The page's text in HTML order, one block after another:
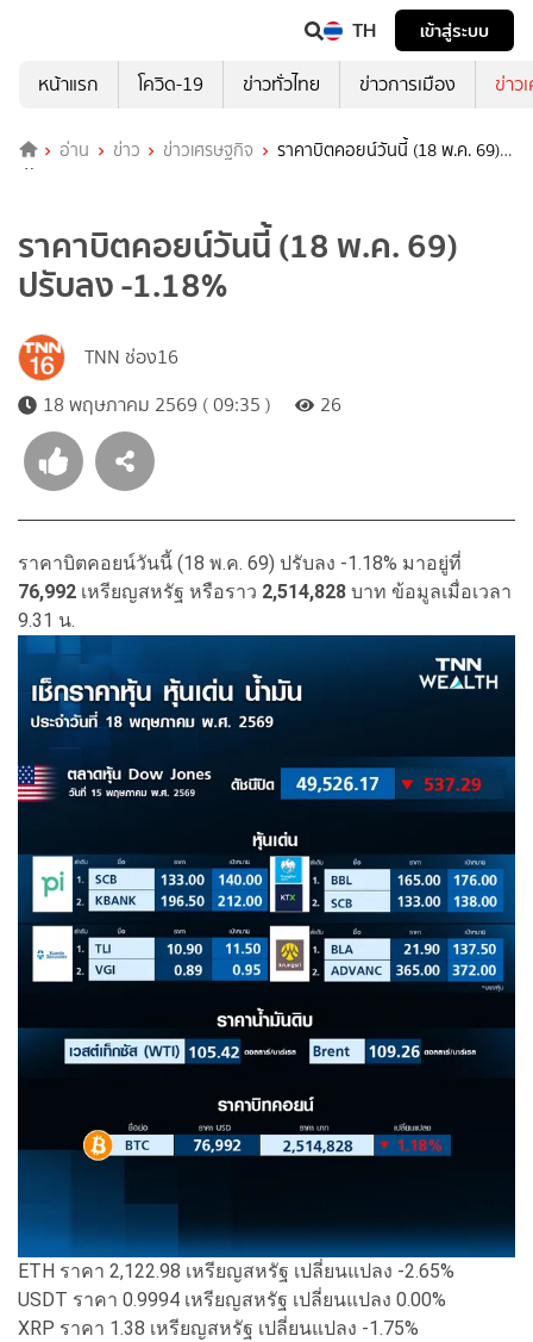
TH
เข้าสู่ระบบ
หน้าแรก
โควิด-19 ข่าวทั่วไทย ข่าวการเมือง ข่าว
อ่าน ข่าว ข่าวเศรษฐกิจ
ราคาบิตคอยน์วันนี้ (18 พ.ค. 69)
ปรับลง -1.18%
ราคาบิตคอยน์วันนี้ (18 พ.ค. 69)
ปรับลง -1.18%
TNN ช่อง16
18 พฤษภาคม 2569 ( 09:35 )
26
ราคาบิตคอยน์วันนี้ (18 พ.ค. 69) ปรับลง -1.18% มาอยู่ที่
76,992 เหรียญสหรัฐ หรือราว 2,514,828 บาท ข้อมูลเมื่อเวลา
9.31 น.
ETH ราคา 2,122.98 เหรียญสหรัฐ เปลี่ยนแปลง -2.65%
USDT ราคา 0.9994 เหรียญสหรัฐ เปลี่ยนแปลง 0.00%
XRP ราคา 1.38 เหรียญสหรัฐ เปลี่ยนแปลง -1.75%